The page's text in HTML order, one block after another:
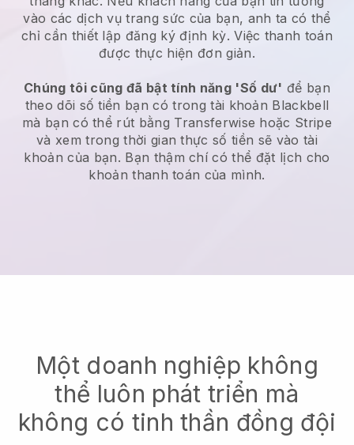
vào các dịch vụ trang sức của bạn, anh ta có thể
chỉ cần thiết lập đăng ký định kỳ. Việc thanh toán
được thực hiện đơn giản.
Chúng tôi cũng đã bật tính năng 'Số dư' để bạn
theo dõi số tiền bạn có trong tài khoản Blackbell
mà bạn có thể rút bằng Transferwise hoặc Stripe
và xem trong thời gian thực số tiền sẽ vào tài
khoản của bạn. Bạn thậm chí có thể đặt lịch cho
khoản thanh toán của mình.
Một doanh nghiệp không
thể luôn phát triển mà
không có tinh thần đồng đội